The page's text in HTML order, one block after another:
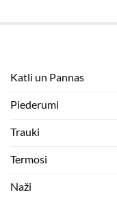
Katli un Pannas
Piederumi
Trauki
Termosi
Naži